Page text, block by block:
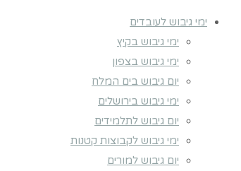
ימי גיבוש לעובדים
ימי גיבוש בקיץ
ימי גיבוש בצפון
יום גיבוש בים המלח
ימי גיבוש בירושלים
יום גיבוש לתלמידים
ימי גיבוש לקבוצות קטנות
יום גיבוש למורים